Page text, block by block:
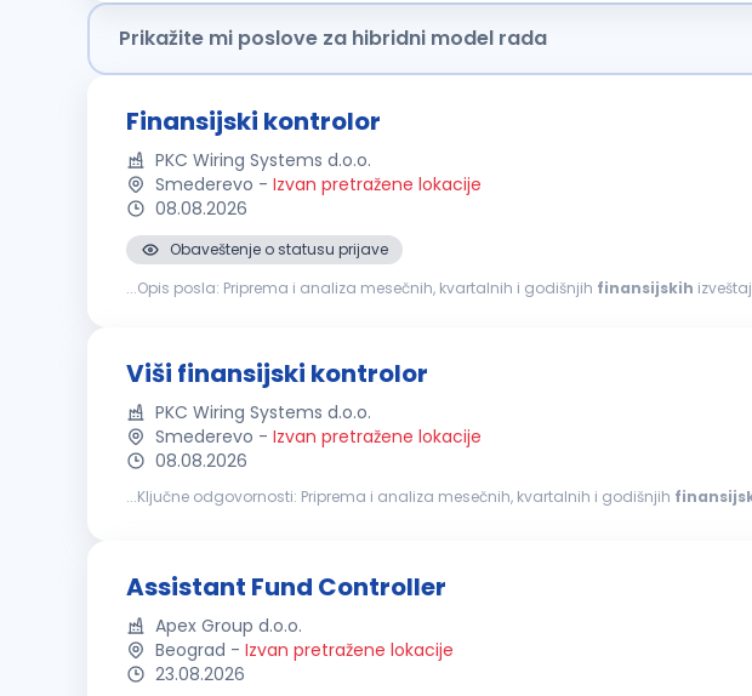
Prikažite mi poslove za hibridni model rada
Finansijski kontrolor
PKC Wiring Systems d.o.o.
Smederevo - Izvan pretražene lokacije
08.08.2026
Obaveštenje o statusu prijave
...Opis posla: Priprema i analiza mesečnih, kvartalnih i godišnjih finansijskih
Viši finansijski kontrolor
PKC Wiring Systems d.o.o.
Smederevo - Izvan pretražene lokacije
08.08.2026
...Ključne odgovornosti: Priprema i analiza mesečnih, kvartalnih i godišnjih
Assistant Fund Controller
Apex Group d.o.o.
Beograd - Izvan pretražene lokacije
23.08.2026